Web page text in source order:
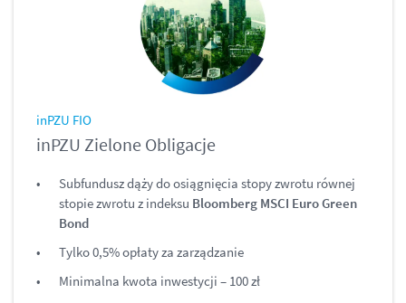
inPZU FIO
inPZU Zielone Obligacje
Subfundusz dąży do osiągnięcia stopy zwrotu równej
stopie zwrotu z indeksu Bloomberg MSCI Euro Green
Bond
Tylko 0,5% opłaty za zarządzanie
Minimalna kwota inwestycji – 100 zł